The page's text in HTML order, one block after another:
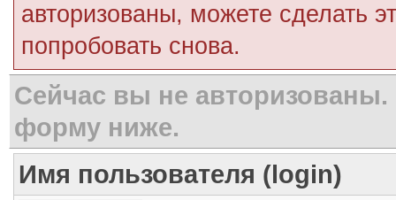
авторизованы, можете сделать
попробовать снова.
Сейчас вы не авторизованы.
форму ниже.
Имя пользователя (login)